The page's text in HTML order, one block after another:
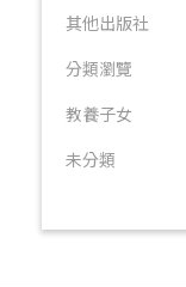
其他出版社
分類瀏覽
教養子女
未分類